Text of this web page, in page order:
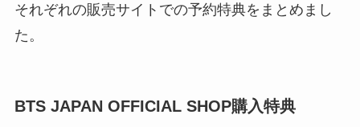
それぞれの販売サイトでの予約特典をまとめまし
た。
BTS JAPAN OFFICIAL SHOP購入特典